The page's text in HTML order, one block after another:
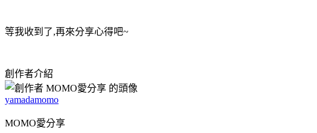
等我收到了,再來分享心得吧~
創作者介紹
yamadamomo
MOMO愛分享